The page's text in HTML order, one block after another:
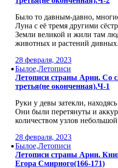
Было то давным-давно,
Луна с её тремя другими
Земли великой и жили там
животных и растений дивных.
28 февраля, 2023
Былое,Летописи
Летописи страны Арии. Со
третья(не оконченная).Ч-1
Руки у девы затекли,
Они были перетянуты и
количеством узлов
28 февраля, 2023
Былое,Летописи
Летописи страны Арии.
Егора Смирного(166-171)